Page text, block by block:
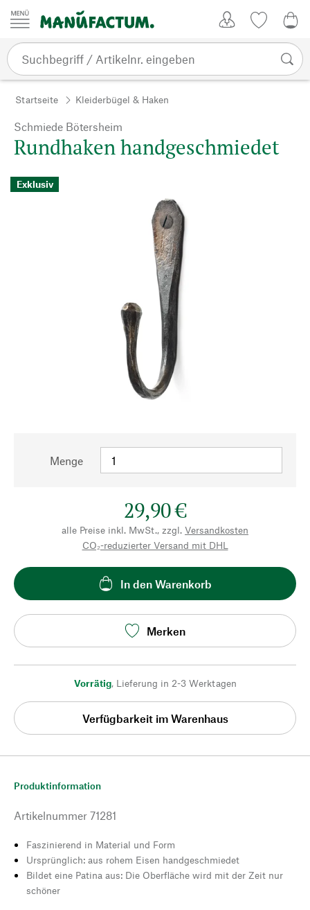
Zum Inhalt springen
Startseite Kleiderbügel & Haken
Schmiede Bötersheim
Rundhaken handgeschmiedet
Exklusiv
Menge
29,90 €
alle Preise inkl. MwSt., zzgl. Versandkosten
CO₂-reduzierter Versand mit DHL
In den Warenkorb
Merken
Vorrätig, Lieferung in 2-3 Werktagen
Verfügbarkeit im Warenhaus
Produktinformation
Artikelnummer 71281
Faszinierend in Material und Form
Ursprünglich: aus rohem Eisen handgeschmiedet
Bildet eine Patina aus: Die Oberfläche wird mit der Zeit nur
schöner